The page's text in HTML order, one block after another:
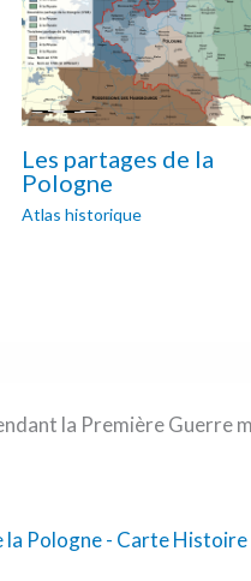
Les partages de la
Pologne
Atlas historique
la Première Guerre
la Pologne - Carte